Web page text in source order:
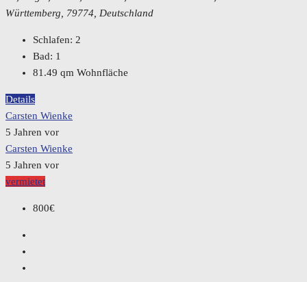
Württemberg, 79774, Deutschland
Schlafen: 2
Bad: 1
81.49 qm Wohnfläche
Details
Carsten Wienke
5 Jahren vor
Carsten Wienke
5 Jahren vor
vermietet
800€